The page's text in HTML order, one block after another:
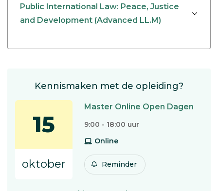
Public International Law: Peace, Justice
and Development (Advanced LL.M)
Kennismaken met de opleiding?
15
oktober
Master Online Open Dagen
9:00 - 18:00 uur
Online
Reminder